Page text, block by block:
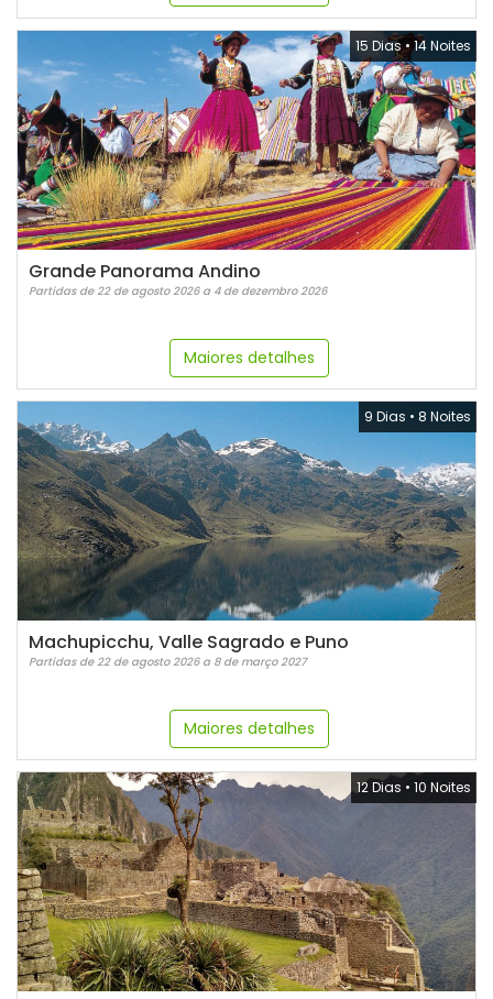
15 Dias •14 Noites
Grande Panorama Andino
Partidas de 22 de agosto 2026 a 4 de dezembro 2026
Maiores detalhes
9 Dias • 8 Noites
Machupicchu, Valle Sagrado e Puno
Partidas de 22 de agosto 2026 a 8 de março 2027
Maiores detalhes
12 Dias • 10 Noites